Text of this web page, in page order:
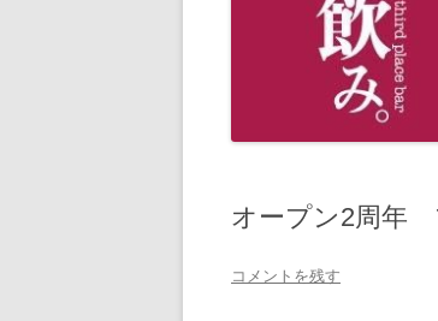
オープン2周年
コメントを残す